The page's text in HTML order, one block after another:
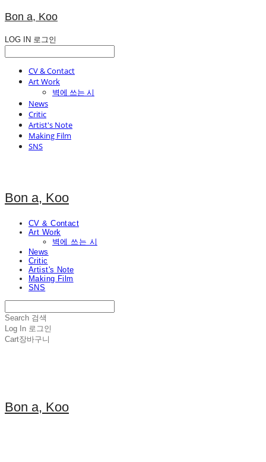
Bon a, Koo
LOG IN 로그인
CV & Contact
Art Work
벽에 쓰는 시
News
Critic
Artist's Note
Making Film
SNS
Bon a, Koo
CV & Contact
Art Work
벽에 쓰는 시
News
Critic
Artist's Note
Making Film
SNS
Search 검색
Log In 로그인
Cart장바구니
Bon a, Koo